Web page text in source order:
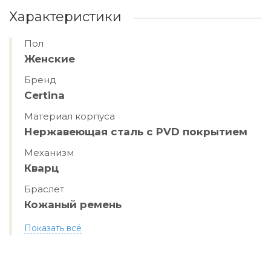
Характеристики
Пол
Женские
Бренд
Certina
Материал корпуса
Нержавеющая сталь с PVD покрытием
Механизм
Кварц
Браслет
Кожаный ремень
Показать всё